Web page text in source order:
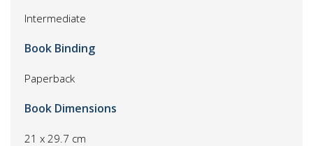
Intermediate
Book Binding
Paperback
Book Dimensions
21 x 29.7 cm